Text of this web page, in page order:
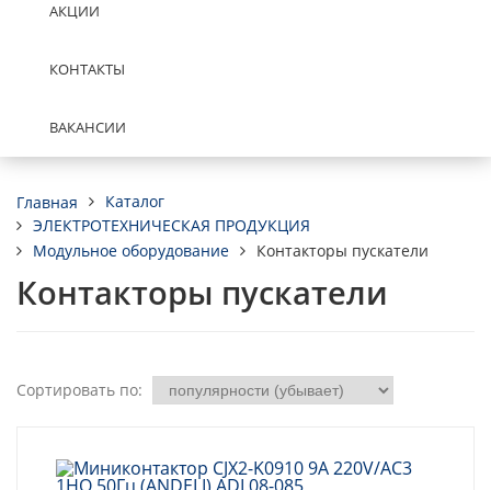
АКЦИИ
КОНТАКТЫ
ВАКАНСИИ
Главная
Каталог
ЭЛЕКТРОТЕХНИЧЕСКАЯ ПРОДУКЦИЯ
Модульное оборудование
Контакторы пускатели
Контакторы пускатели
Сортировать по: